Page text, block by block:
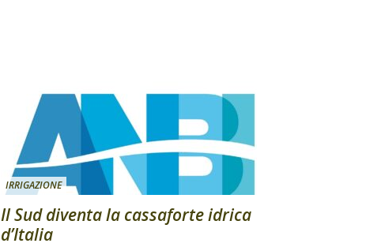
IRRIGAZIONE
Il Sud diventa la cassaforte idrica
d’Italia